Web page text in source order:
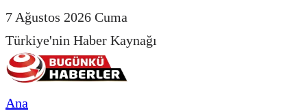
7 Ağustos 2026 Cuma
Türkiye'nin Haber Kaynağı
Ana